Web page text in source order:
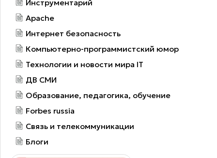
Инструментарий
Apache
Интернет безопасность
Компьютерно-программистский юмор
Технологии и новости мира IT
ДВ СМИ
Образование, педагогика, обучение
Forbes russia
Связь и телекоммуникации
Блоги